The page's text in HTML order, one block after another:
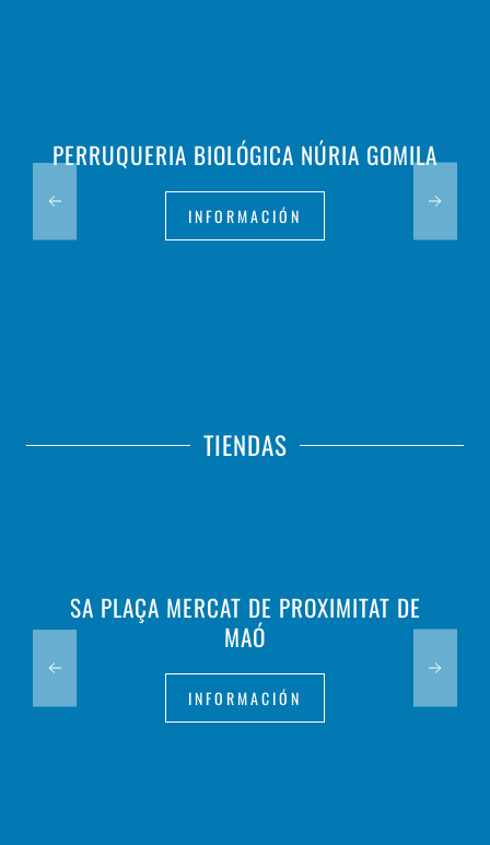
PERRUQUERIA BIOLÓGICA NÚRIA GOMILA
INFORMACIÓN
TIENDAS
SA PLAÇA MERCAT DE PROXIMITAT DE
MAÓ
INFORMACIÓN